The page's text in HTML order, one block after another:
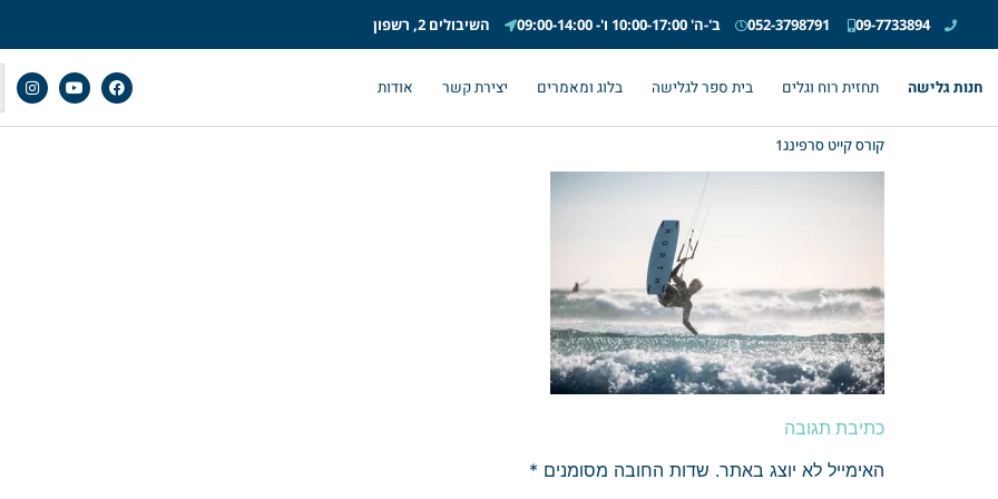
09-7733894
052-3798791 ב'-ה' 10:00-17:00 ו'- 09:00-14:00 השיבולים 2, רשפון
חנות גלישה תחזית רוח וגלים בית ספר לגלישה בלוג ומאמרים יצירת קשר אודות
קורס קייט סרפינג1
כתיבת תגובה
האימייל לא יוצג באתר. שדות החובה מסומנים *